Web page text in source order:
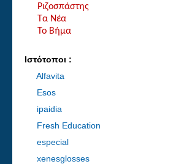
Ριζοσπάστης
Τα Νέα
Το Βήμα
Ιστότοποι :
Alfavita
Esos
ipaidia
Fresh Education
especial
xenesglosses